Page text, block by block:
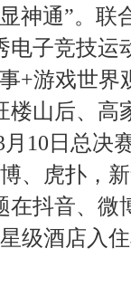
神通”。联
电子竞技运
+游戏世界
楼山后、高
10日总决
、虎扑，
在抖音、微
级酒店入